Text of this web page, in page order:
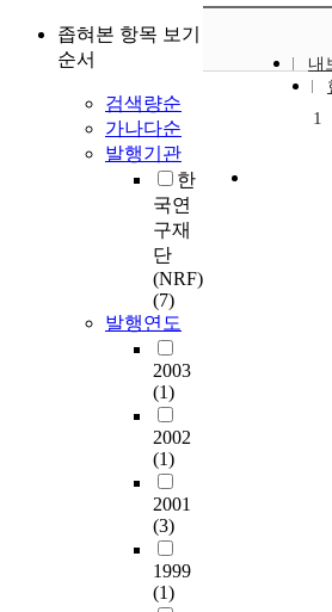
좁혀본 항목 보기
순서
검색량순
가나다순
발행기관
한
국연
구재
단
(NRF)
(7)
발행연도
2003
(1)
2002
(1)
2001
(3)
1999
(1)
내
1